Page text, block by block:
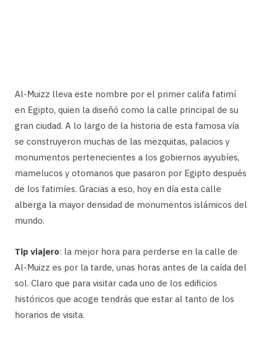
Al-Muizz lleva este nombre por el primer califa fatimí
en Egipto, quien la diseñó como la calle principal de su
gran ciudad. A lo largo de la historia de esta famosa vía
se construyeron muchas de las mezquitas, palacios y
monumentos pertenecientes a los gobiernos ayyubíes,
mamelucos y otomanos que pasaron por Egipto después
de los fatimíes. Gracias a eso, hoy en día esta calle
alberga la mayor densidad de monumentos islámicos del
mundo.
Tip viajero: la mejor hora para perderse en la calle de
Al-Muizz es por la tarde, unas horas antes de la caída del
sol. Claro que para visitar cada uno de los edificios
históricos que acoge tendrás que estar al tanto de los
horarios de visita.